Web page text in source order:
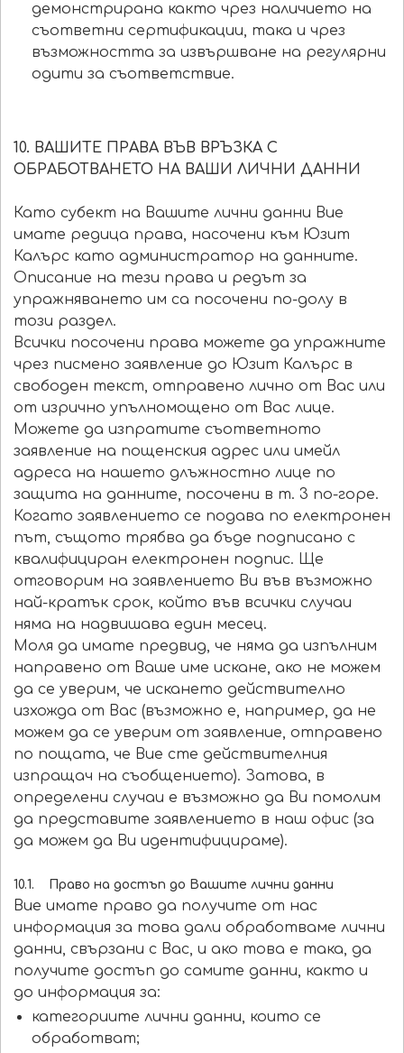
демонстрирана както чрез наличието на
съответни сертификации, така и чрез
възможността за извършване на регулярни
одити за съответствие.
10. ВАШИТЕ ПРАВА ВЪВ ВРЪЗКА С
ОБРАБОТВАНЕТО НА ВАШИ ЛИЧНИ ДАННИ
Като субект на Вашите лични данни Вие
имате редица права, насочени към Юзит
Калърс като администратор на данните.
Описание на тези права и редът за
упражняването им са посочени по-долу в
този раздел.
Всички посочени права можете да упражните
чрез писмено заявление до Юзит Калърс в
свободен текст, отправено лично от Вас или
от изрично упълномощено от Вас лице.
Можете да изпратите съответното
заявление на пощенския адрес или имейл
адреса на нашето длъжностно лице по
защита на данните, посочени в т. 3 по-горе.
Когато заявлението се подава по електронен
път, същото трябва да бъде подписано с
квалифициран електронен подпис. Ще
отговорим на заявлението Ви във възможно
най-кратък срок, който във всички случаи
няма на надвишава един месец.
Моля да имате предвид, че няма да изпълним
направено от Ваше име искане, ако не можем
да се уверим, че искането действително
изхожда от Вас (възможно е, например, да не
можем да се уверим от заявление, отправено
по пощата, че Вие сте действителния
изпращач на съобщението). Затова, в
определени случаи е възможно да Ви помолим
да представите заявлението в наш офис (за
да можем да Ви идентифицираме).
10.1. Право на достъп до Вашите лични данни
Вие имате право да получите от нас
информация за това дали обработваме лични
данни, свързани с Вас, и ако това е така, да
получите достъп до самите данни, както и
до информация за:
категориите лични данни, които се
обработват;